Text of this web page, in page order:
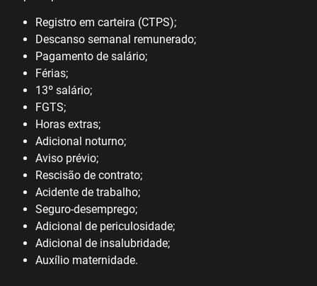
Registro em carteira (CTPS);
Descanso semanal remunerado;
Pagamento de salário;
Férias;
13º salário;
FGTS;
Horas extras;
Adicional noturno;
Aviso prévio;
Rescisão de contrato;
Acidente de trabalho;
Seguro-desemprego;
Adicional de periculosidade;
Adicional de insalubridade;
Auxílio maternidade.